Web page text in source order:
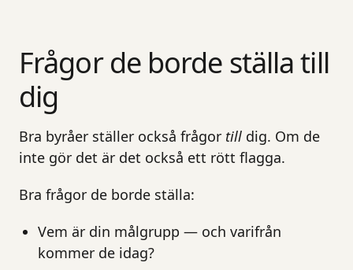
Frågor de borde ställa till
dig
Bra byråer ställer också frågor till dig. Om de
inte gör det är det också ett rött flagga.
Bra frågor de borde ställa:
Vem är din målgrupp — och varifrån
kommer de idag?